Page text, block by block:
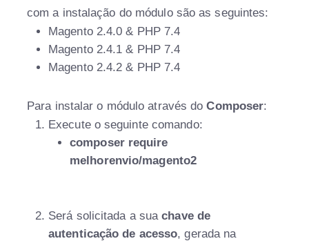
com a instalação do módulo são as seguintes:
Magento 2.4.0 & PHP 7.4
Magento 2.4.1 & PHP 7.4
Magento 2.4.2 & PHP 7.4
Para instalar o módulo através doComposer:
Execute o seguinte comando:
composer require
melhorenvio/magento2
Será solicitada a suachave de
autenticação de acesso, gerada na